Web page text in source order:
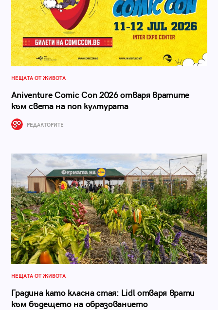
НЕЩАТА ОТ ЖИВОТА
Aniventure Comic Con 2026 отваря вратите
към света на поп културата
РЕДАКТОРИТЕ
НЕЩАТА ОТ ЖИВОТА
Градина като класна стая: Lidl отваря врати
към бъдещето на образованието